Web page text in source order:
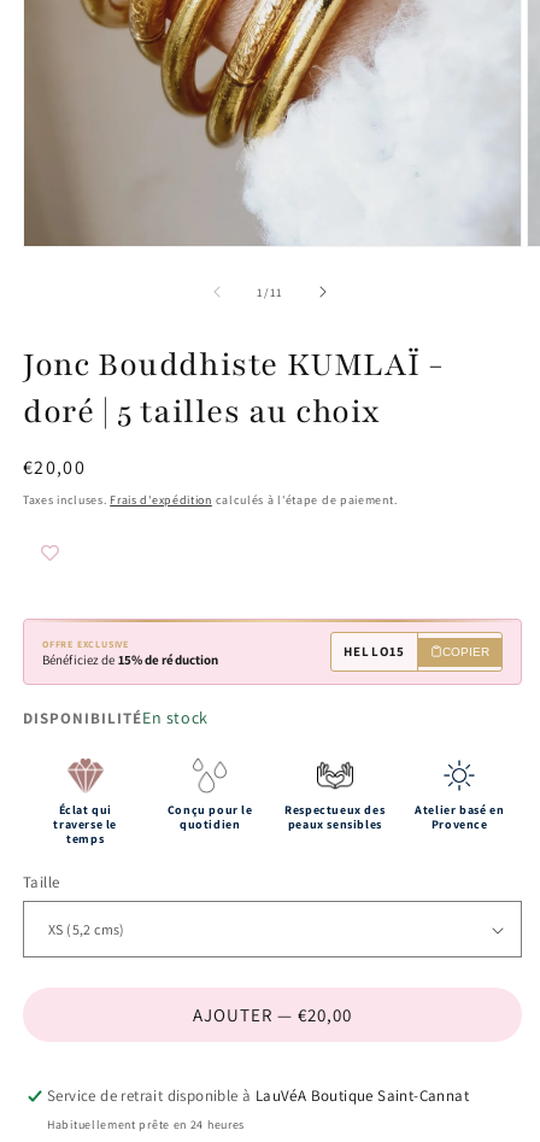
fenêtre
modale
1/de
11
Jonc Bouddhiste KUMLAÏ -
doré | 5 tailles au choix
Prix
habituel
€20,00
Taxes incluses. Frais d'expédition calculés à l'étape de paiement.
OFFRE EXCLUSIVE
Bénéficiez de 15% de réduction HELLO15 COPIER
DISPONIBILITÉEn stock
Éclat qui
traverse le
temps
Conçu pour le
quotidien
Respectueux des
peaux sensibles
Atelier basé en
Provence
Taille
AJOUTER — €20,00
Service de retrait disponible à LauVéA Boutique Saint-Cannat
Habituellement prête en 24 heures